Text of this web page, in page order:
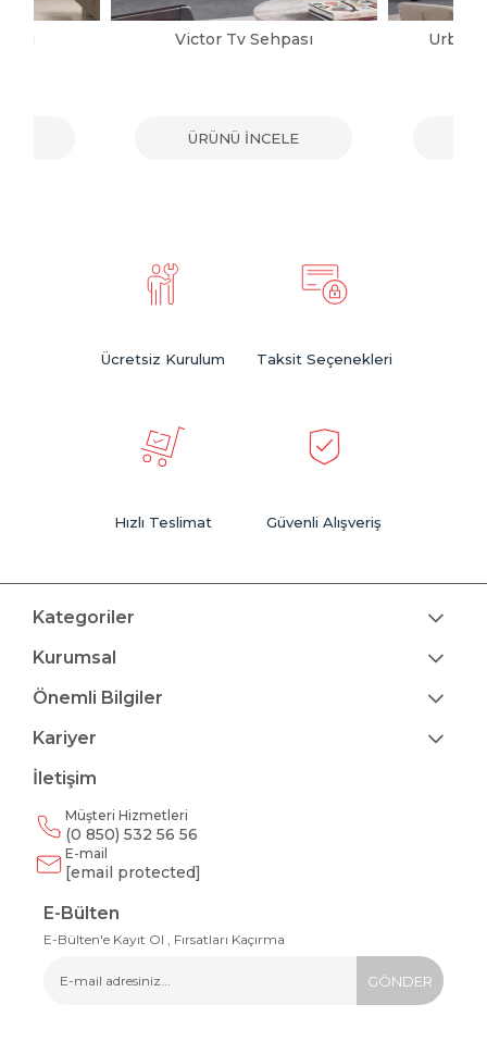
Victor Tv Sehpası
ÜRÜNÜ İNCELE
Urban
Ücretsiz Kurulum Taksit Seçenekleri
Hızlı Teslimat Güvenli Alışveriş
Kategoriler
Kurumsal
Önemli Bilgiler
Kariyer
İletişim
Müşteri Hizmetleri
(0 850) 532 56 56
E-mail
[email protected]
E-Bülten
E-Bülten'e Kayıt Ol , Fırsatları Kaçırma
GÖNDER